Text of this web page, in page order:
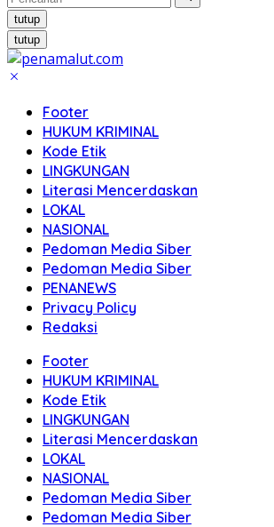
tutup
tutup
Footer
HUKUM KRIMINAL
Kode Etik
LINGKUNGAN
Literasi Mencerdaskan
LOKAL
NASIONAL
Pedoman Media Siber
Pedoman Media Siber
PENANEWS
Privacy Policy
Redaksi
Footer
HUKUM KRIMINAL
Kode Etik
LINGKUNGAN
Literasi Mencerdaskan
LOKAL
NASIONAL
Pedoman Media Siber
Pedoman Media Siber